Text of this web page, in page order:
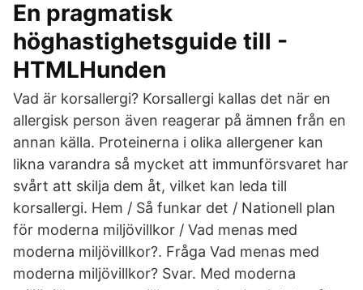
En pragmatisk
höghastighetsguide till -
HTMLHunden
Vad är korsallergi? Korsallergi kallas det när en
allergisk person även reagerar på ämnen från en
annan källa. Proteinerna i olika allergener kan
likna varandra så mycket att immunförsvaret har
svårt att skilja dem åt, vilket kan leda till
korsallergi. Hem / Så funkar det / Nationell plan
för moderna miljövillkor / Vad menas med
moderna miljövillkor?. Fråga Vad menas med
moderna miljövillkor? Svar. Med moderna